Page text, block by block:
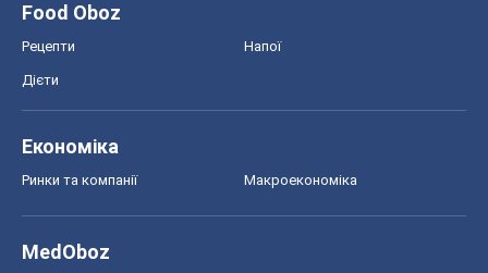
Food Oboz
Рецепти Напої
Дієти
Економіка
Ринки та компанії Макроекономіка
MedOboz